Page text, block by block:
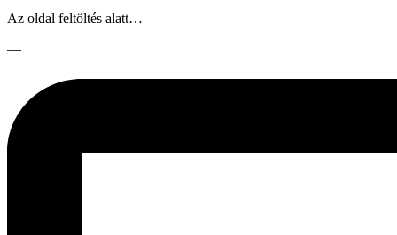
Az oldal feltöltés alatt…
—